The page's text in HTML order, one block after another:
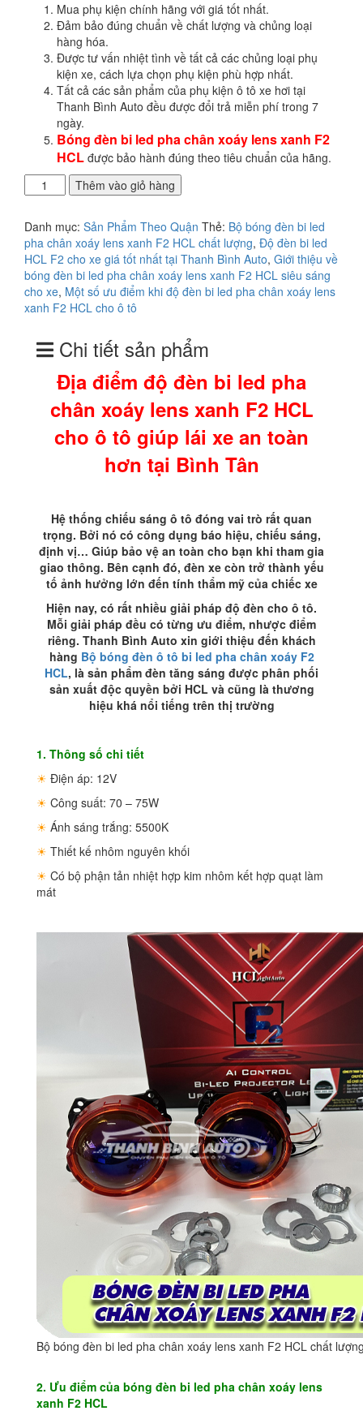
4.500.000₫.là:
4.200.000₫.
Mua phụ kiện chính hãng với giá tốt nhất.
Đảm bảo đúng chuẩn về chất lượng và chủng loại
hàng hóa.
Được tư vấn nhiệt tình về tất cả các chủng loại phụ
kiện xe, cách lựa chọn phụ kiện phù hợp nhất.
Tất cả các sản phẩm của phụ kiện ô tô xe hơi tại
Thanh Bình Auto đều được đổi trả miễn phí trong 7
ngày.
Bóng đèn bi led pha chân xoáy lens xanh F2
HCL được bảo hành đúng theo tiêu chuẩn của hãng.
điểm
đèn
bi
led
pha
chân
xoáy
xanh
F2
Bình
Tân
lượng
Thêm vào giỏ hàng
Danh mục: Sản Phẩm Theo Quận Thẻ: Bộ bóng đèn bi led
pha chân xoáy lens xanh F2 HCL chất lượng, Độ đèn bi led
HCL F2 cho xe giá tốt nhất tại Thanh Bình Auto, Giới thiệu về
bóng đèn bi led pha chân xoáy lens xanh F2 HCL siêu sáng
cho xe, Một số ưu điểm khi độ đèn bi led pha chân xoáy lens
xanh F2 HCL cho ô tô
Chi tiết sản phẩm
Địa điểm độ đèn bi led pha
chân xoáy lens xanh F2 HCL
cho ô tô giúp lái xe an toàn
hơn tại Bình Tân
Hệ thống chiếu sáng ô tô đóng vai trò rất quan
trọng. Bởi nó có công dụng báo hiệu, chiếu sáng,
định vị… Giúp bảo vệ an toàn cho bạn khi tham gia
giao thông. Bên cạnh đó, đèn xe còn trở thành yếu
tố ảnh hưởng lớn đến tính thẩm mỹ của chiếc xe
Hiện nay, có rất nhiều giải pháp độ đèn cho ô tô.
Mỗi giải pháp đều có từng ưu điểm, nhược điểm
riêng. Thanh Bình Auto xin giới thiệu đến khách
hàng Bộ bóng đèn ô tô bi led pha chân xoáy F2
HCL, là sản phẩm đèn tăng sáng được phân phối
sản xuất độc quyền bởi HCL và cũng là thương
hiệu khá nổi tiếng trên thị trường
1. Thông số chi tiết
☀ Điện áp: 12V
☀ Công suất: 70 – 75W
☀ Ánh sáng trắng: 5500K
☀ Thiết kế nhôm nguyên khối
☀ Có bộ phận tản nhiệt hợp kim nhôm kết hợp quạt làm
mát
Bộ bóng đèn bi led pha chân xoáy lens xanh F2 HCL chất
2. Ưu điểm của bóng đèn bi led pha chân xoáy lens
xanh F2 HCL